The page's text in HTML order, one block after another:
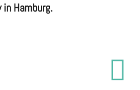
Hamburg.